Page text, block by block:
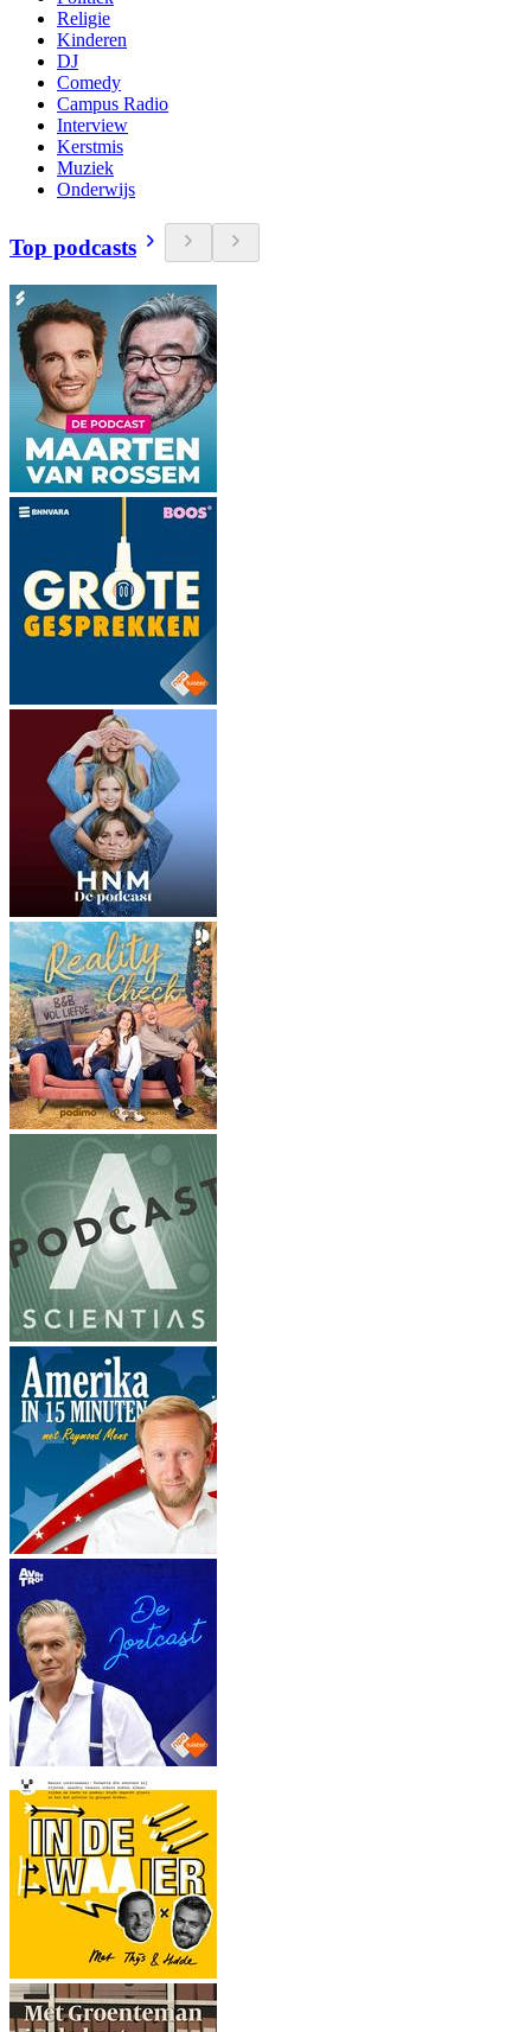
Religie
Kinderen
DJ
Comedy
Campus Radio
Interview
Kerstmis
Muziek
Onderwijs
Top podcasts